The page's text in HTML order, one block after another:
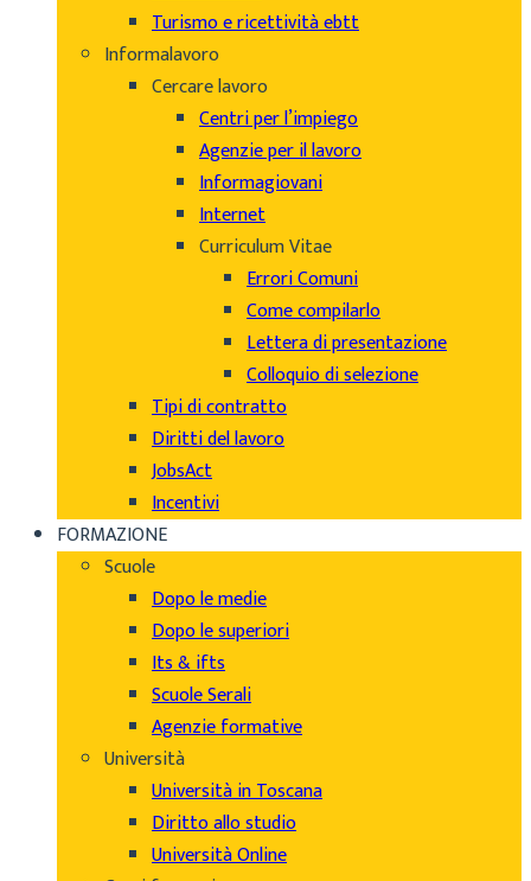
Turismo e ricettività ebtt
Informalavoro
Cercare lavoro
Centri per l’impiego
Agenzie per il lavoro
Informagiovani
Internet
Curriculum Vitae
Errori Comuni
Come compilarlo
Lettera di presentazione
Colloquio di selezione
Tipi di contratto
Diritti del lavoro
JobsAct
Incentivi
FORMAZIONE
Scuole
Dopo le medie
Dopo le superiori
Its & ifts
Scuole Serali
Agenzie formative
Università
Università in Toscana
Diritto allo studio
Università Online